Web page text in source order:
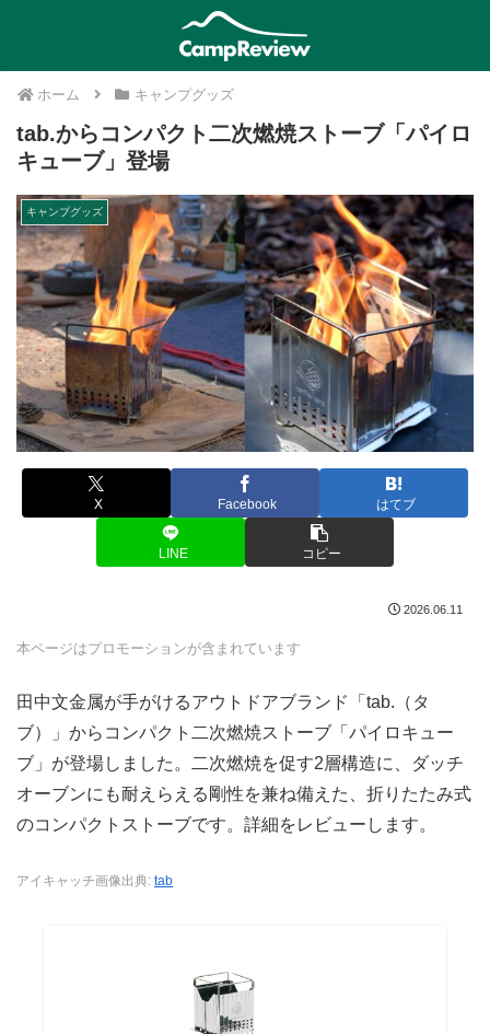
ホーム キャンプグッズ
tab.からコンパクト二次燃焼ストーブ「パイロ
キューブ」登場
キャンプグッズ
X Facebook はてブ
LINE コピー
2026.06.11
本ページはプロモーションが含まれています
田中文金属が手がけるアウトドアブランド「tab.（タ
ブ）」からコンパクト二次燃焼ストーブ「パイロキュー
ブ」が登場しました。二次燃焼を促す2層構造に、ダッチ
オーブンにも耐えらえる剛性を兼ね備えた、折りたたみ式
のコンパクトストーブです。詳細をレビューします。
アイキャッチ画像出典: tab